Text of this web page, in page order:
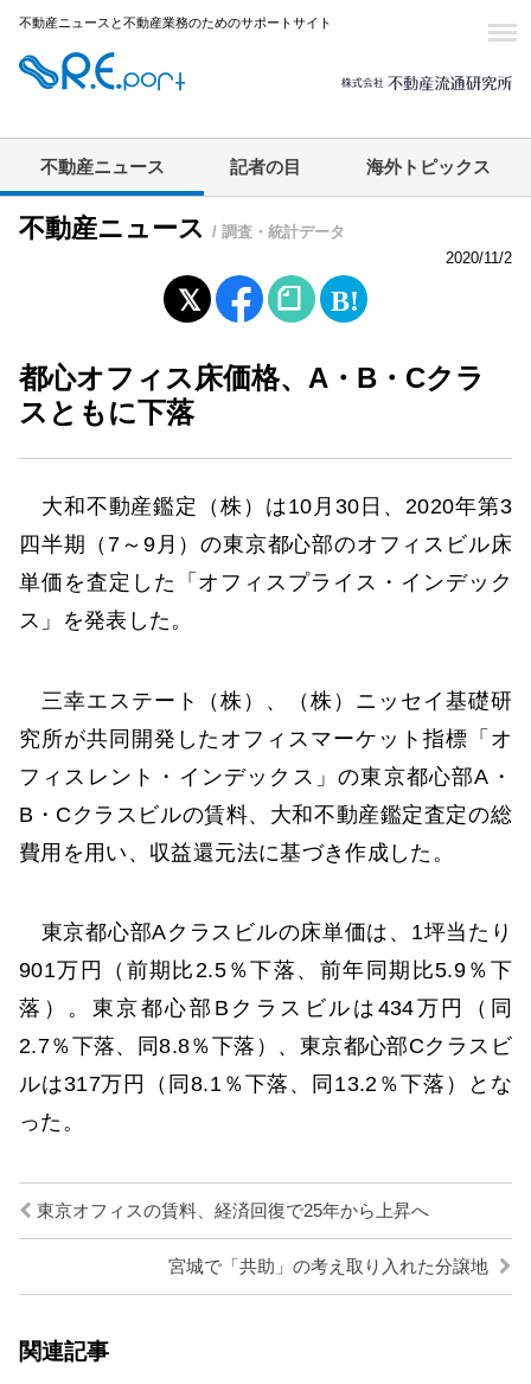
不動産ニュースと不動産業務のためのサポートサイト
不動産ニュース 記者の目 海外トピックス
不動産ニュース / 調査・統計データ
2020/11/2
都心オフィス床価格、A・B・Cクラ
スともに下落
大和不動産鑑定（株）は10月30日、2020年第3
四半期（7～9月）の東京都心部のオフィスビル床
単価を査定した「オフィスプライス・インデック
ス」を発表した。
三幸エステート（株）、（株）ニッセイ基礎研
究所が共同開発したオフィスマーケット指標「オ
フィスレント・インデックス」の東京都心部A・
B・Cクラスビルの賃料、大和不動産鑑定査定の総
費用を用い、収益還元法に基づき作成した。
東京都心部Aクラスビルの床単価は、1坪当たり
901万円（前期比2.5％下落、前年同期比5.9％下
落）。東京都心部Bクラスビルは434万円（同
2.7％下落、同8.8％下落）、東京都心部Cクラスビ
ルは317万円（同8.1％下落、同13.2％下落）とな
った。
東京オフィスの賃料、経済回復で25年から上昇へ
宮城で「共助」の考え取り入れた分譲地
関連記事